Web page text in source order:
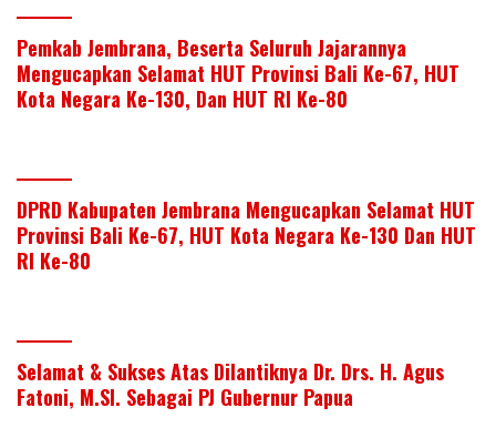
Pemkab Jembrana, Beserta Seluruh Jajarannya
Mengucapkan Selamat HUT Provinsi Bali Ke-67, HUT
Kota Negara Ke-130, Dan HUT RI Ke-80
DPRD Kabupaten Jembrana Mengucapkan Selamat HUT
Provinsi Bali Ke-67, HUT Kota Negara Ke-130 Dan HUT
RI Ke-80
Selamat & Sukses Atas Dilantiknya Dr. Drs. H. Agus
Fatoni, M.SI. Sebagai PJ Gubernur Papua